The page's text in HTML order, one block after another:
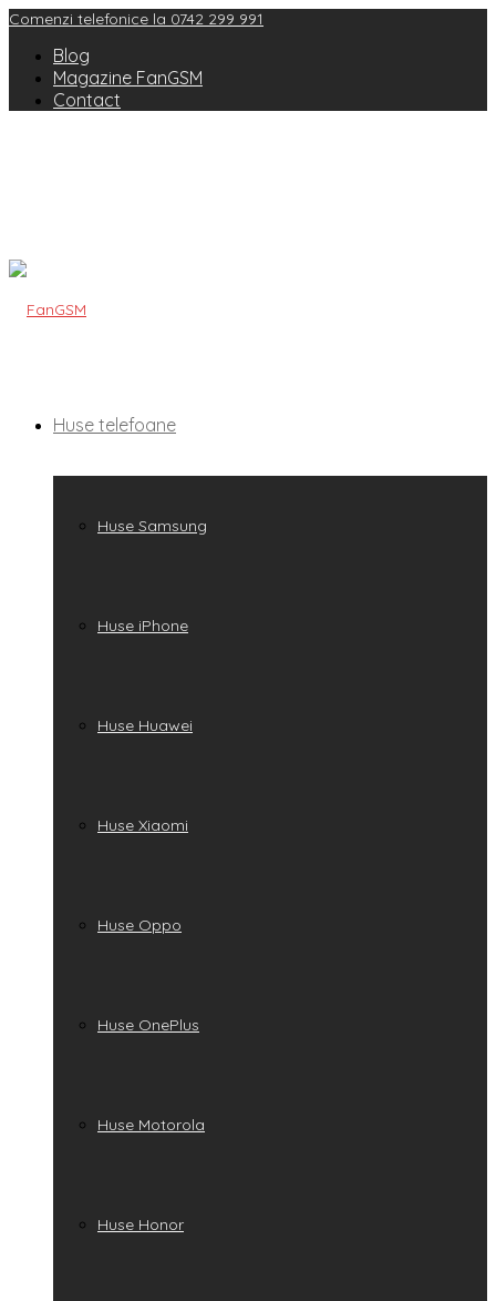
Comenzi telefonice la 0742 299 991
Blog
Magazine FanGSM
Contact
Huse telefoane
Huse Samsung
Huse iPhone
Huse Huawei
Huse Xiaomi
Huse Oppo
Huse OnePlus
Huse Motorola
Huse Honor